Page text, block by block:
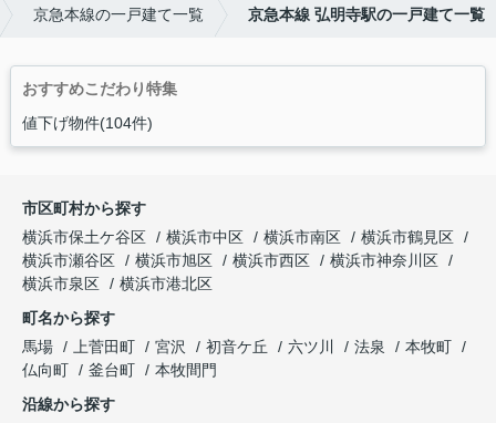
京急本線の一戸建て一覧 京急本線 弘明寺駅の一戸建て一覧
おすすめこだわり特集
値下げ物件(104件)
市区町村から探す
横浜市保土ケ谷区
横浜市中区 横浜市南区
横浜市鶴見区
横浜市瀬谷区
横浜市旭区 横浜市西区
横浜市神奈川区
横浜市泉区
横浜市港北区
町名から探す
馬場
上菅田町 宮沢 初音ケ丘 六ツ川 法泉
本牧町
仏向町
釜台町
本牧間門
沿線から探す